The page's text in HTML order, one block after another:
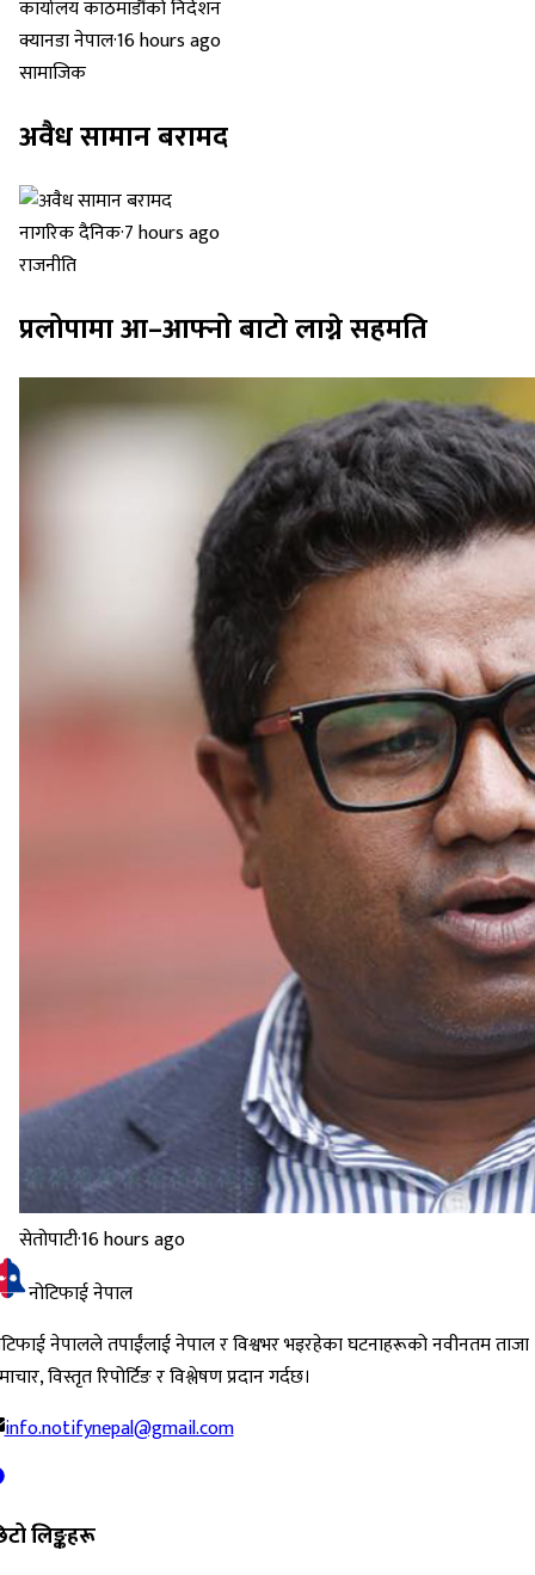
क्यानडा नेपाल·16 hours ago
सामाजिक
अवैध सामान बरामद
नागरिक दैनिक·7 hours ago
राजनीति
प्रलोपामा आ–आफ्नो बाटो लाग्ने सहमति
सेतोपाटी·16 hours ago
नोटिफाई नेपाल
नेपालले तपाईंलाई नेपाल र विश्वभर भइरहेका घटनाहरूको नवीनतम ताजा
विस्तृत रिपोर्टिङ र विश्लेषण प्रदान गर्दछ।
info.notifynepal@gmail.com
लिङ्कहरू